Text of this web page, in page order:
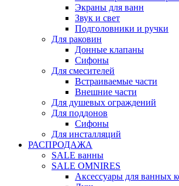
Экраны для ванн
Звук и свет
Подголовники и ручки
Для раковин
Донные клапаны
Сифоны
Для смесителей
Встраиваемые части
Внешние части
Для душевых ограждений
Для поддонов
Сифоны
Для инсталляций
РАСПРОДАЖА
SALE ванны
SALE OMNIRES
Аксессуары для ванных